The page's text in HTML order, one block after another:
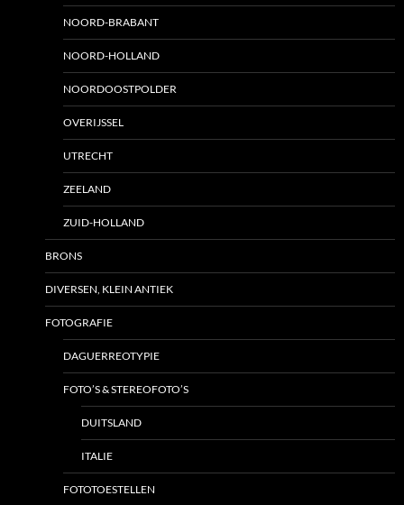
NOORD-BRABANT
NOORD-HOLLAND
NOORDOOSTPOLDER
OVERIJSSEL
UTRECHT
ZEELAND
ZUID-HOLLAND
BRONS
DIVERSEN, KLEIN ANTIEK
FOTOGRAFIE
DAGUERREOTYPIE
FOTO’S & STEREOFOTO’S
DUITSLAND
ITALIE
FOTOTOESTELLEN